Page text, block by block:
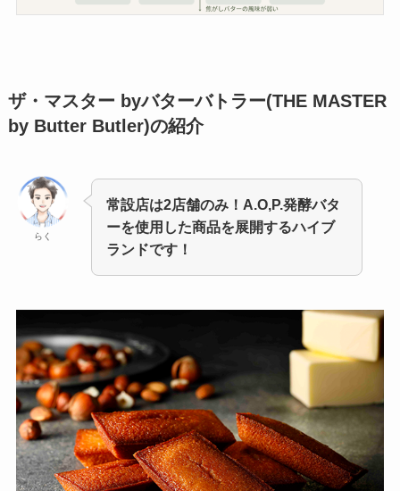
ザ・マスター byバターバトラー(THE MASTER
by Butter Butler)の紹介
らく
常設店は2店舗のみ！A.O,P.発酵バタ
ーを使用した商品を展開するハイブ
ランドです！